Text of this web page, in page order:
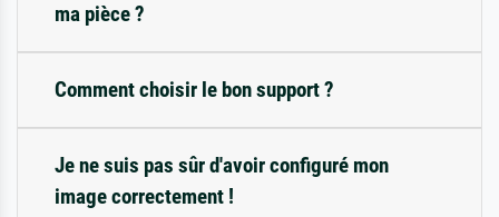
ma pièce ?
Comment choisir le bon support ?
Je ne suis pas sûr d'avoir configuré mon
image correctement !